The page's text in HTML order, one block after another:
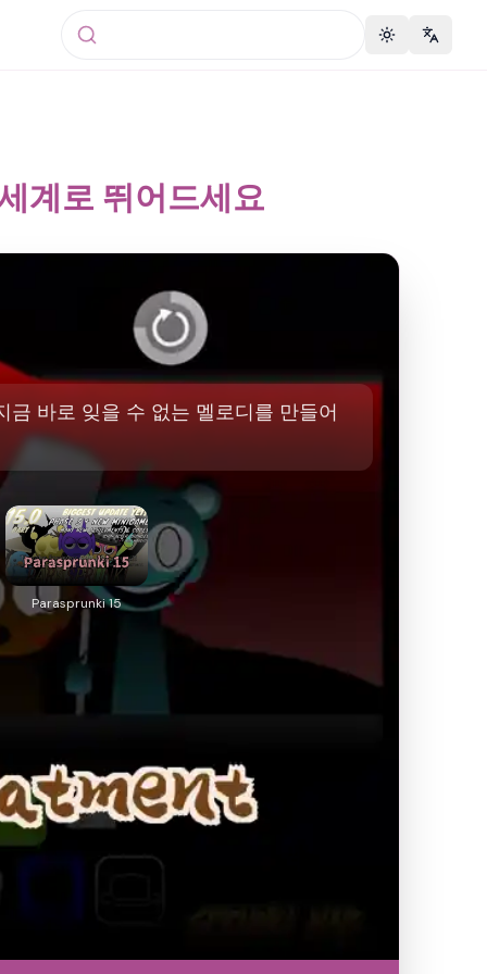
Toggle theme
계로 뛰어드세요
바로 잊을 수 없는 멜로디를 만들어
Parasprunki 15